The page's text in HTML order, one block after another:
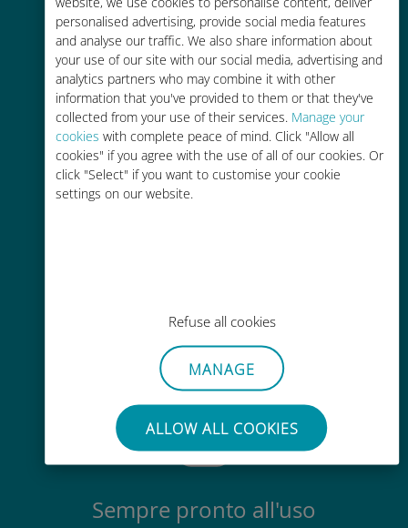
personalised advertising, provide social media features
and analyse our traffic. We also share information about
your use of our site with our social media, advertising and
analytics partners who may combine it with other
information that you've provided to them or that they've
collected from your use of their services. Manage your
cookies with complete peace of mind. Click "Allow all
cookies" if you agree with the use of all of our cookies. Or
click "Select" if you want to customise your cookie
settings on our website.
Refuse all cookies
MANAGE
ALLOW ALL COOKIES
operatore attuale
Ricarica facile
Ovunque tramite l'app Ubigi, anche
senza Wi-Fi o dati residui
Senza sforzo
Non è necessario rimuovere la
scheda SIM esistente
Sempre pronto all'uso